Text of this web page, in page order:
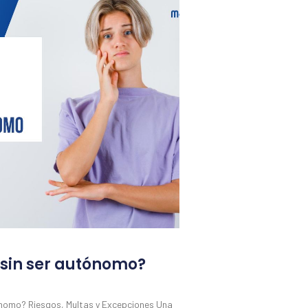
ser autónomo?
Riesgos, Multas y Excepciones Una